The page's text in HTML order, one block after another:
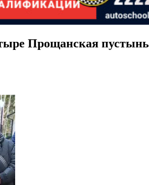
Прощанская пустынь